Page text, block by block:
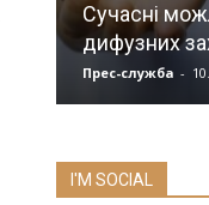
Сучасні
дифузних
Прес-служба -
I'M SOCIAL